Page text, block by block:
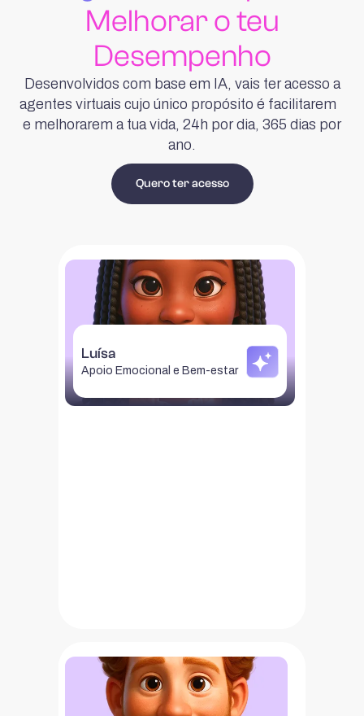
Melhorar o teu
Desempenho
Desenvolvidos com base em IA, vais ter acesso a
agentes virtuais cujo único propósito é facilitarem
e melhorarem a tua vida, 24h por dia, 365 dias por
ano.
Quero ter acesso
Luísa
Apoio Emocional e Bem-estar
Luísa
Com a Luísa nunca mais
te vais sentir sozinho. Terás sempre
apoio e respostas para os teus desafios
de bem-estar mental e emocional.
O Alex é o teu colega mais experiente,
sempre pronto para te apoiar a tomar